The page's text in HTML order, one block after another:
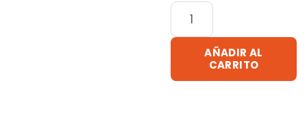
Telefono
Ducha
A
Presión
Lluvero
AÑADIR AL
CARRITO